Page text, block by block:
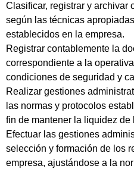
Clasificar, registrar y archivar
según las técnicas
establecidos en la empresa.
Registrar contablemente la
correspondiente a la
condiciones de seguridad y
Realizar gestiones
las normas y protocolos
fin de mantener la liquidez de
Efectuar las gestiones
selección y formación de los
empresa, ajustándose a la